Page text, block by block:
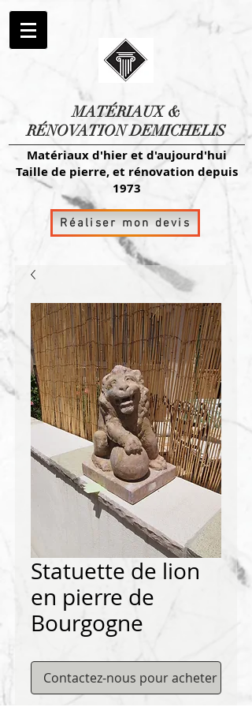
MATÉRIAUX&
RÉNOVATION DEMICHELIS
Matériaux d'hier et d'aujourd'hui
Taille de pierre, et rénovation depuis
1973
Réaliser mon devis
Statuette de lion
en pierre de
Bourgogne
Contactez-nous pour acheter